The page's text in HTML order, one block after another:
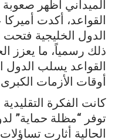
الميداني أظهر
القواعد، أكدت
الدول الخليجية فتحت
ذلك رسمياً، ما يعزز
القواعد يسلب الدول
أوقات الأزمات
كانت الفكرة
توفر “مظلة حماية”
الحالية أثارت